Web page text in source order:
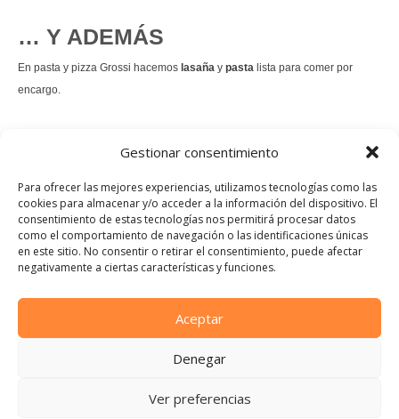
Gestionar consentimiento
Para ofrecer las mejores experiencias, utilizamos tecnologías como las
cookies para almacenar y/o acceder a la información del dispositivo. El
consentimiento de estas tecnologías nos permitirá procesar datos
como el comportamiento de navegación o las identificaciones únicas
en este sitio. No consentir o retirar el consentimiento, puede afectar
negativamente a ciertas características y funciones.
Aceptar
Denegar
Ver preferencias
… Y ADEMÁS
En pasta y pizza Grossi hacemos lasaña y pasta lista para comer por
encargo.
es un permanente.
Pedir comida Just eat
Instagram
Facebook
TikTok
Dirección:
Calle Manuel Allende, 12, 48010 Bilbao, Vizcaya
Teléfono:
info@pastaypizzagrossi.com